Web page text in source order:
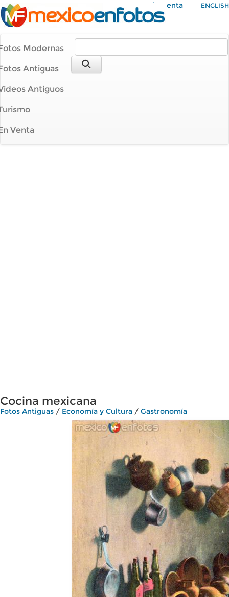
Mi Cuenta ENGLISH
Modernas
Antiguas
Antiguos
Venta
Cocina mexicana
Fotos Antiguas / Economía y Cultura / Gastronomía